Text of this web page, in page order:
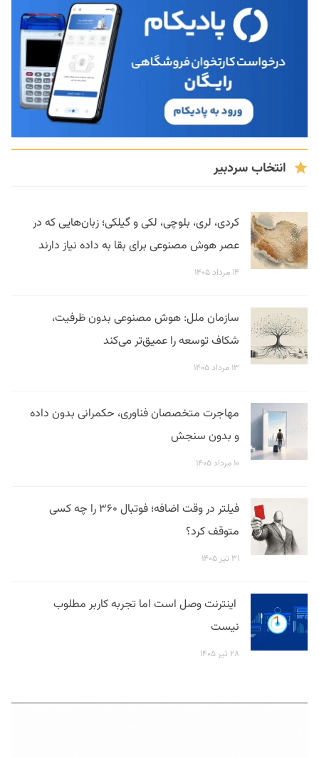
انتخاب سردبیر
کردی، لری، بلوچی، لکی و گیلکی؛ زبان‌هایی که در
عصر هوش مصنوعی برای بقا به داده نیاز دارند
۱۴ مرداد ۱۴۰۵
سازمان ملل: هوش مصنوعی بدون ظرفیت،
شکاف توسعه را عمیق‌تر می‌کند
۱۳ مرداد ۱۴۰۵
مهاجرت متخصصان فناوری، حکمرانی بدون داده
و بدون سنجش
۱۰ مرداد ۱۴۰۵
فیلتر در وقت اضافه؛ فوتبال ۳۶۰ را چه کسی
متوقف کرد؟
۳۱ تیر ۱۴۰۵
اینترنت وصل است اما تجربه کاربر مطلوب
نیست
۲۸ تیر ۱۴۰۵